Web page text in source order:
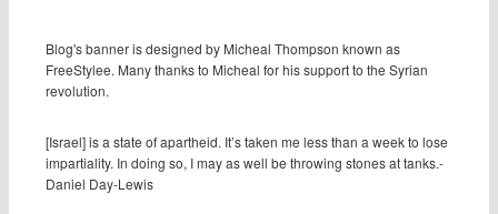
Blog's banner is designed by Micheal Thompson known as
FreeStylee. Many thanks to Micheal for his support to the Syrian
revolution.
[Israel] is a state of apartheid. It’s taken me less than a week to lose
impartiality. In doing so, I may as well be throwing stones at tanks.-
Daniel Day-Lewis